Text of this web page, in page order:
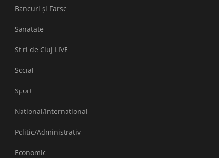
Bancuri și Farse
Sanatate
Stiri de Cluj LIVE
Social
Sport
National/International
Politic/Administrativ
Economic